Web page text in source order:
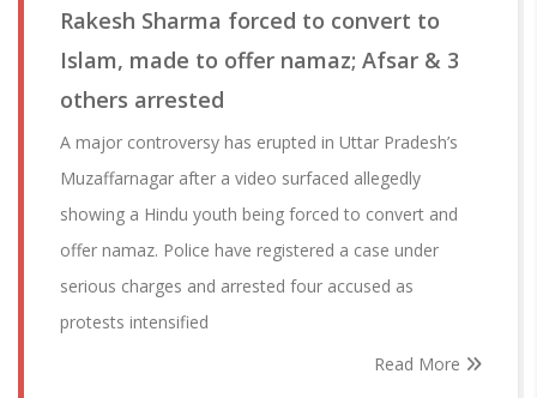
Rakesh Sharma forced to convert to
Islam, made to offer namaz; Afsar & 3
others arrested
A major controversy has erupted in Uttar Pradesh’s
Muzaffarnagar after a video surfaced allegedly
showing a Hindu youth being forced to convert and
offer namaz. Police have registered a case under
serious charges and arrested four accused as
protests intensified
Read More